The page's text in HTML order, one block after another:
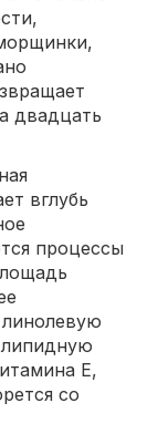
двадцать
вглубь
процессы
Е,
со